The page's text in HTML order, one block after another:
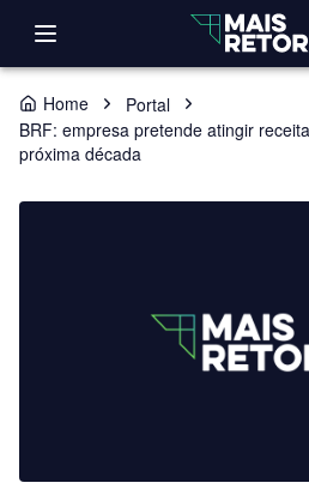
Home
Portal
BRF: empresa pretende atingir
próxima década